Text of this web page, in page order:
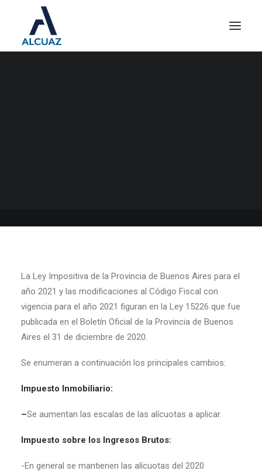
La Ley Impositiva de la Provincia de Buenos Aires para el
año 2021 y las modificaciones al Código Fiscal con
vigencia para el año 2021 figuran en la Ley 15226 que fue
publicada en el Boletín Oficial de la Provincia de Buenos
Aires el 31 de diciembre de 2020.
Se enumeran a continuación los principales cambios:
Impuesto Inmobiliario:
–Se aumentan las escalas de las alícuotas a aplicar.
Impuesto sobre los Ingresos Brutos:
-En general se mantienen las alícuotas del 2020